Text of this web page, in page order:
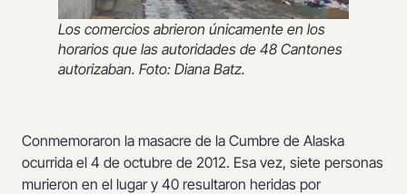
Los comercios abrieron únicamente en los
horarios que las autoridades de 48 Cantones
autorizaban. Foto: Diana Batz.
Conmemoraron la masacre de la Cumbre de Alaska
ocurrida el 4 de octubre de 2012. Esa vez, siete personas
murieron en el lugar y 40 resultaron heridas por